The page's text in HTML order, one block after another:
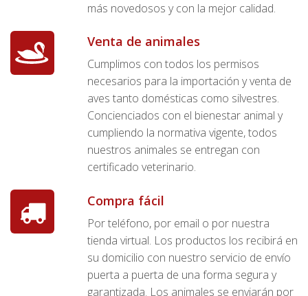
más novedosos y con la mejor calidad.
Venta de animales
Cumplimos con todos los permisos
necesarios para la importación y venta de
aves tanto domésticas como silvestres.
Concienciados con el bienestar animal y
cumpliendo la normativa vigente, todos
nuestros animales se entregan con
certificado veterinario.
Compra fácil
Por teléfono, por email o por nuestra
tienda virtual. Los productos los recibirá en
su domicilio con nuestro servicio de envío
puerta a puerta de una forma segura y
garantizada. Los animales se enviarán por